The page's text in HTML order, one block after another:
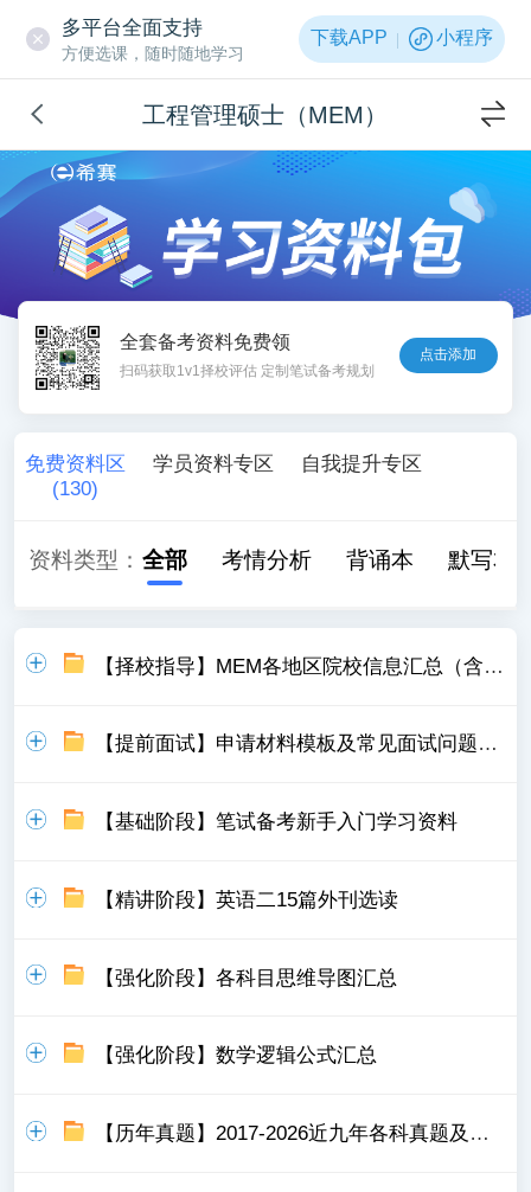
多平台全面支持
方便选课，随时随地学习
下载APP 小程序
工程管理硕士（MEM）
全套备考资料免费领
扫码获取1v1择校评估 定制笔试备考规划
点击添加
免费资料区
(130)
学员资料专区 自我提升专区
资料类型： 全部 考情分析 背诵本 默写本
【择校指导】MEM各地区院校信息汇总（含学制、学费）
【提前面试】申请材料模板及常见面试问题汇总
【基础阶段】笔试备考新手入门学习资料
【精讲阶段】英语二15篇外刊选读
【强化阶段】各科目思维导图汇总
【强化阶段】数学逻辑公式汇总
【历年真题】2017-2026近九年各科真题及详细解析